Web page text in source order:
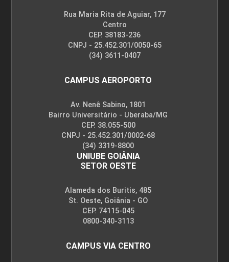
Rua Maria Rita de Aguiar, 177
Centro
CEP. 38183-236
CNPJ - 25.452.301/0050-65
(34) 3611-0407
CAMPUS AEROPORTO
Av. Nenê Sabino, 1801
Bairro Universitário - Uberaba/MG
CEP. 38.055-500
CNPJ - 25.452.301/0002-68
(34) 3319-8800
UNIUBE GOIÂNIA
SETOR OESTE
Alameda dos Buritis, 485
St. Oeste, Goiânia - GO
CEP. 74115-045
0800-340-3113
CAMPUS VIA CENTRO